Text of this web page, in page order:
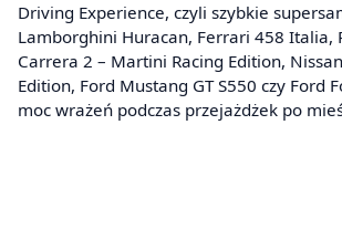
Driving Experience, czyli szybkie
Lamborghini Huracan, Ferrari 458 Italia,
Carrera 2 – Martini Racing Edition,
Edition, Ford Mustang GT S550 czy Ford
moc wrażeń podczas przejażdżek po